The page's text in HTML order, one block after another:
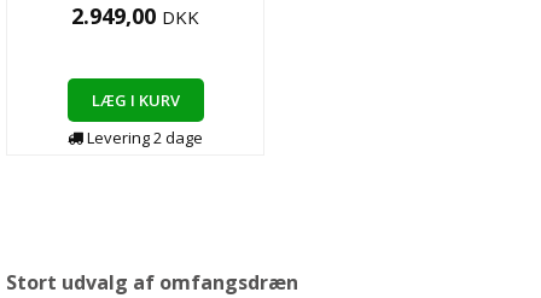
2.949,00 DKK
LÆG I KURV
Levering2dage
Stort udvalg af omfangsdræn